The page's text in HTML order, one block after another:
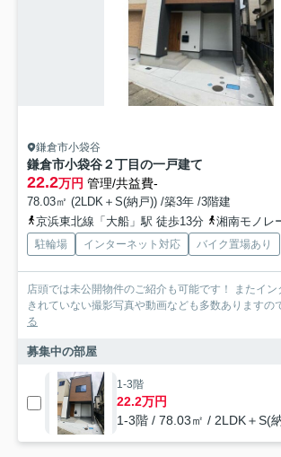
鎌倉市小袋谷
鎌倉市小袋谷２丁目の一戸建て
22.2万円 管理/共益費-
78.03㎡ (2LDK＋S(納戸)) /築3年 /3階建
京浜東北線「大船」駅 徒歩13分
湘南モノレール
駐輪場 インターネット対応 バイク置場あり
店頭では未公開物件のご紹介も可能です！ またイン
きれていない撮影写真や動画なども多数ありますの
る
募集中の部屋
1-3階
22.2万円
1-3階 / 78.03㎡ / 2LDK＋S(